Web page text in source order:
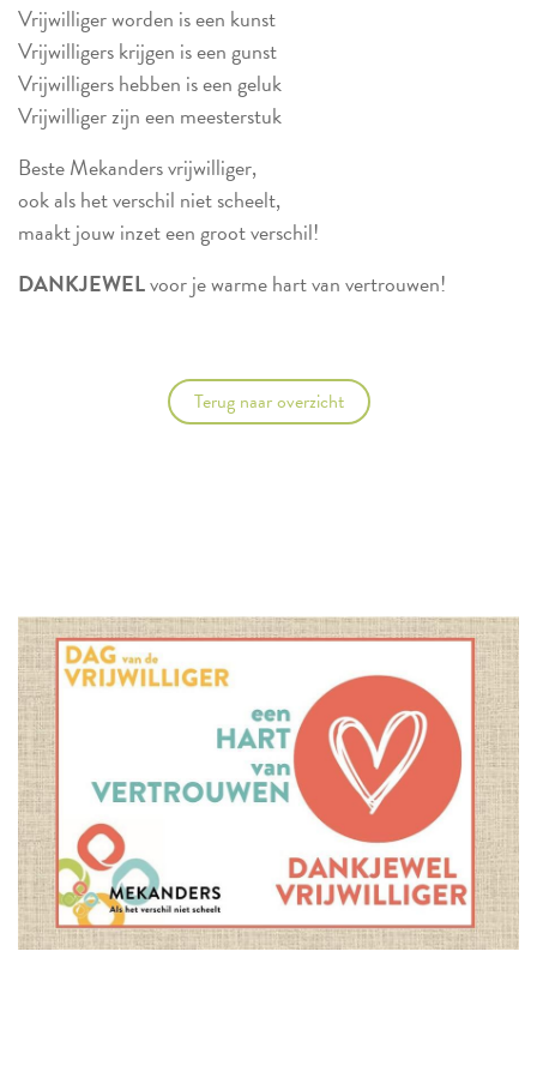
Vrijwilliger worden is een kunst
Vrijwilligers krijgen is een gunst
Vrijwilligers hebben is een geluk
Vrijwilliger zijn een meesterstuk
Beste Mekanders vrijwilliger,
ook als het verschil niet scheelt,
maakt jouw inzet een groot verschil!
DANKJEWELvoor je warme hart van vertrouwen!
Terug naar overzicht